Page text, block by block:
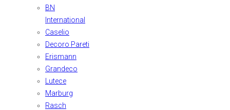
BN
International
Caselio
Decoro Pareti
Erismann
Grandeco
Lutece
Marburg
Rasch